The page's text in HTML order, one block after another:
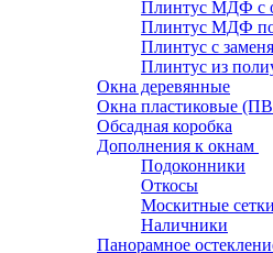
Плинтус МДФ с
Плинтус МДФ
Плинтус с
Плинтус из
Окна деревянные
Окна пластиковые
Обсадная коробка
Дополнения к окнам
Подоконники
Откосы
Москитные сетки
Наличники
Панорамное